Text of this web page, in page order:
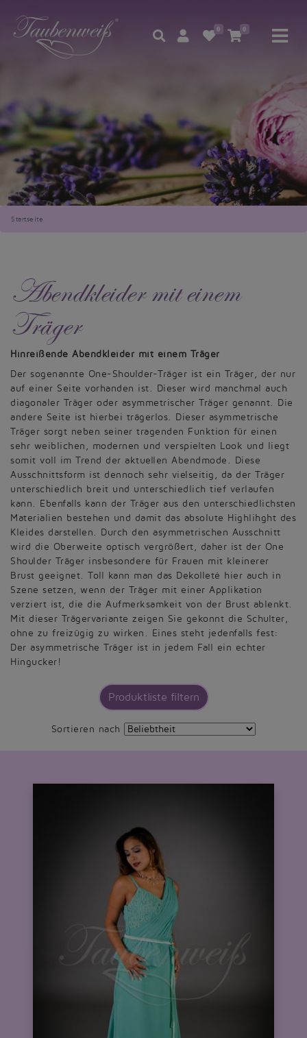
0 0
Startseite
Abendkleider mit einem
Träger
Hinreißende Abendkleider mit einem Träger
Der sogenannte One-Shoulder-Träger ist ein Träger, der nur
auf einer Seite vorhanden ist. Dieser wird manchmal auch
diagonaler Träger oder asymmetrischer Träger genannt. Die
andere Seite ist hierbei trägerlos. Dieser asymmetrische
Träger sorgt neben seiner tragenden Funktion für einen
sehr weiblichen, modernen und verspielten Look und liegt
somit voll im Trend der aktuellen Abendmode. Diese
Ausschnittsform ist dennoch sehr vielseitig, da der Träger
unterschiedlich breit und unterschiedlich tief verlaufen
kann. Ebenfalls kann der Träger aus den unterschiedlichsten
Materialien bestehen und damit das absolute Highlihght des
Kleides darstellen. Durch den asymmetrischen Ausschnitt
wird die Oberweite optisch vergrößert, daher ist der One
Shoulder Träger insbesondere für Frauen mit kleinerer
Brust geeignet. Toll kann man das Dekolleté hier auch in
Szene setzen, wenn der Träger mit einer Applikation
verziert ist, die die Aufmerksamkeit von der Brust ablenkt.
Mit dieser Trägervariante zeigen Sie gekonnt die Schulter,
ohne zu freizügig zu wirken. Eines steht jedenfalls fest:
Der asymmetrische Träger ist in jedem Fall ein echter
Hingucker!
Produktliste filtern
Sortieren nach